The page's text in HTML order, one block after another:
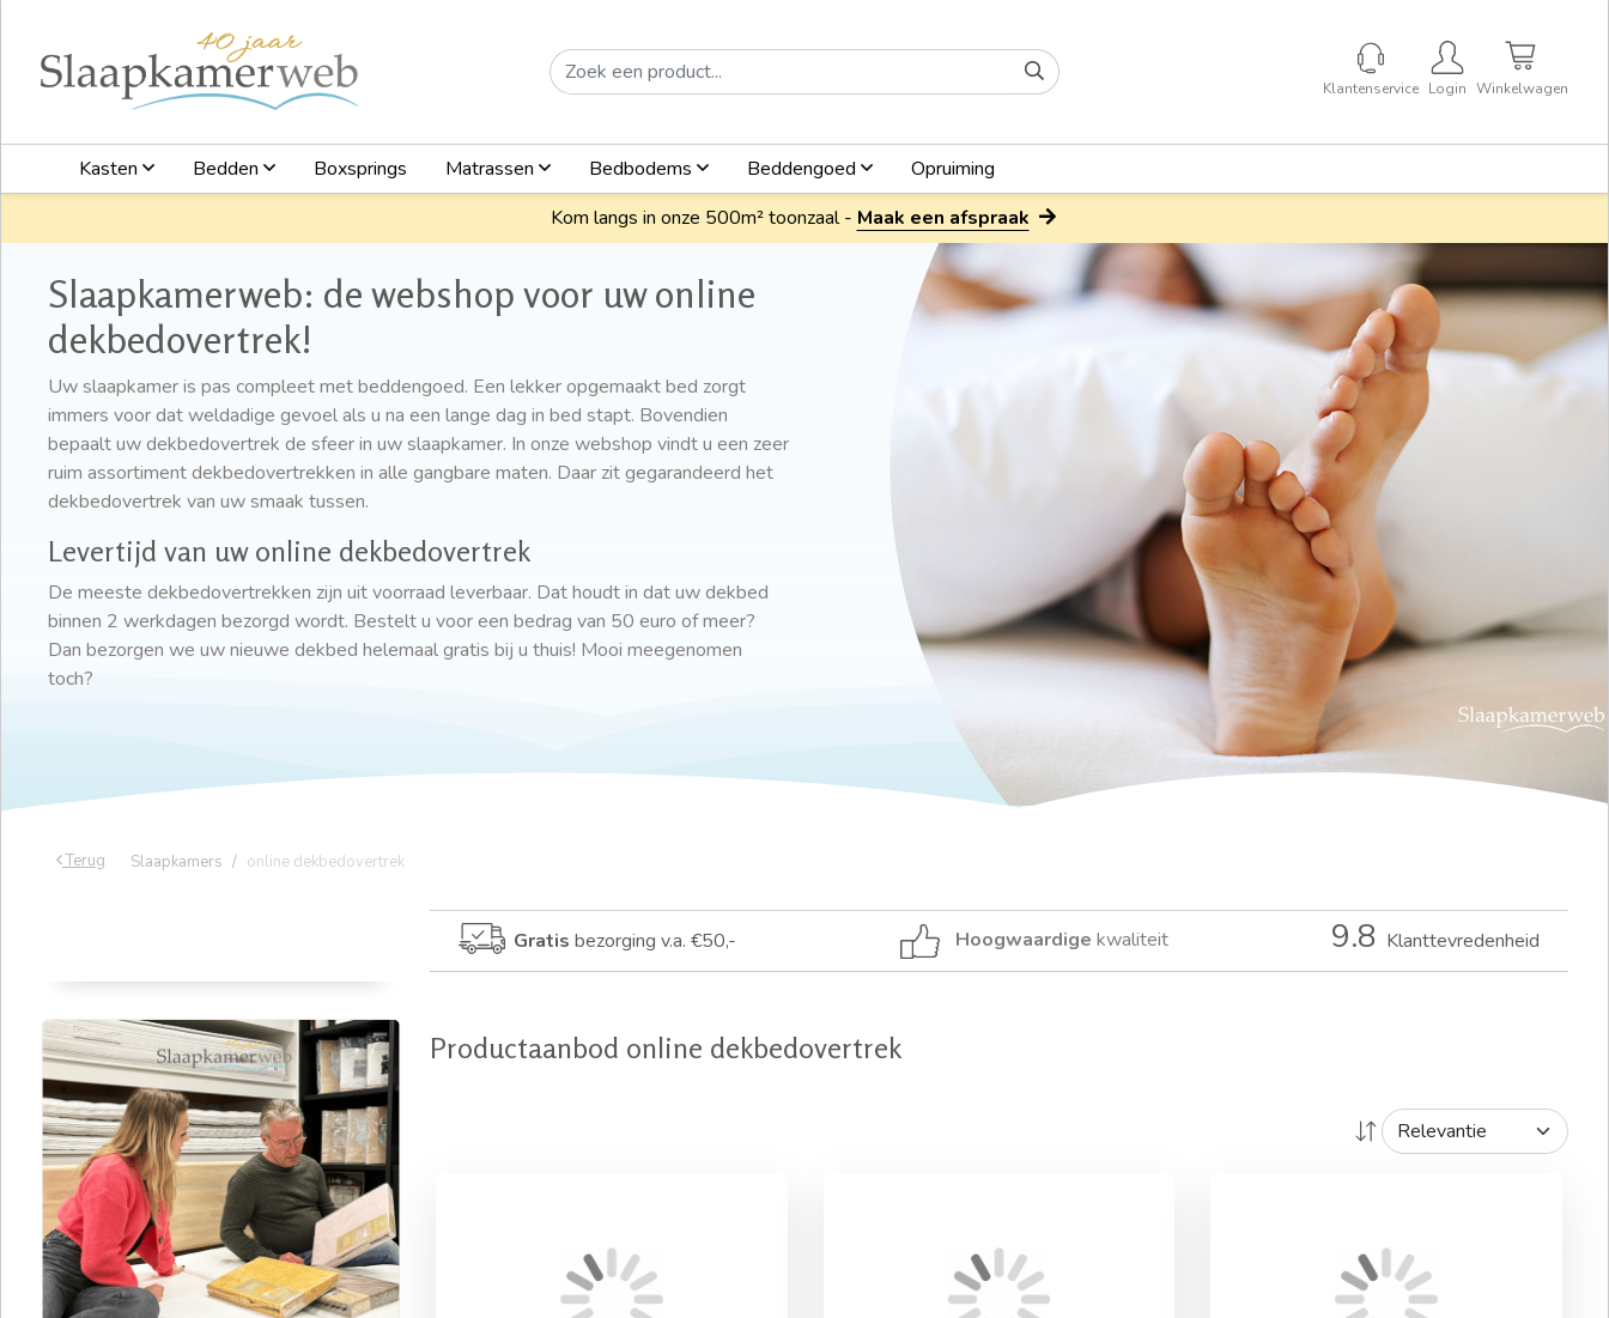
Klantenservice Login Winkelwagen
Kasten Bedden Boxsprings Matrassen Bedbodems Beddengoed
Opruiming
Kom langs in onze 500m² toonzaal - Maak een afspraak
Slaapkamerweb: de webshop voor uw online
dekbedovertrek!
Uw slaapkamer is pas compleet met beddengoed. Een lekker opgemaakt bed zorgt
immers voor dat weldadige gevoel als u na een lange dag in bed stapt. Bovendien
bepaalt uw dekbedovertrek de sfeer in uw slaapkamer. In onze webshop vindt u een zeer
ruim assortiment dekbedovertrekken in alle gangbare maten. Daar zit gegarandeerd het
dekbedovertrek van uw smaak tussen.
Levertijd van uw online dekbedovertrek
De meeste dekbedovertrekken zijn uit voorraad leverbaar. Dat houdt in dat uw dekbed
binnen 2 werkdagen bezorgd wordt. Bestelt u voor een bedrag van 50 euro of meer?
Dan bezorgen we uw nieuwe dekbed helemaal gratis bij u thuis! Mooi meegenomen
toch?
Terug Slaapkamers online dekbedovertrek
Gratis bezorging v.a. €50,- Hoogwaardige kwaliteit 9.8 Klanttevredenheid
Productaanbod online dekbedovertrek